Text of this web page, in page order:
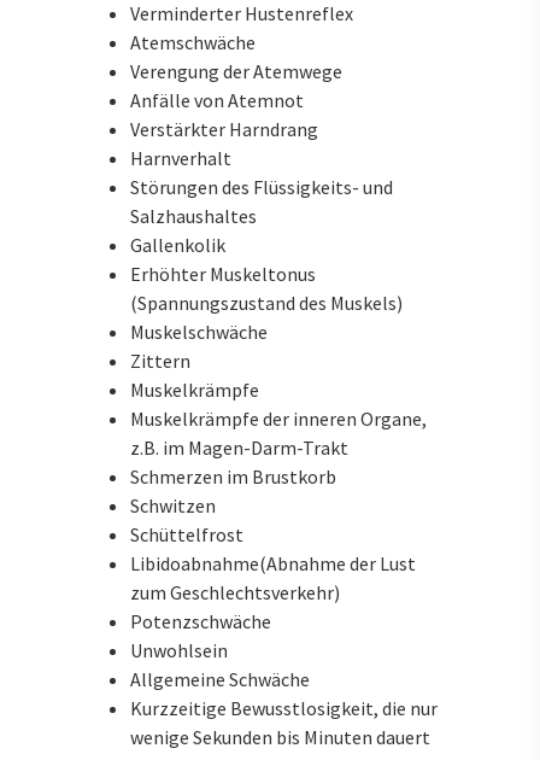
Verminderter Hustenreflex
Atemschwäche
Verengung der Atemwege
Anfälle von Atemnot
Verstärkter Harndrang
Harnverhalt
Störungen des Flüssigkeits- und
Salzhaushaltes
Gallenkolik
Erhöhter Muskeltonus
(Spannungszustand des Muskels)
Muskelschwäche
Zittern
Muskelkrämpfe
Muskelkrämpfe der inneren Organe,
z.B. im Magen-Darm-Trakt
Schmerzen im Brustkorb
Schwitzen
Schüttelfrost
Libidoabnahme(Abnahme der Lust
zum Geschlechtsverkehr)
Potenzschwäche
Unwohlsein
Allgemeine Schwäche
Kurzzeitige Bewusstlosigkeit, die nur
wenige Sekunden bis Minuten dauert